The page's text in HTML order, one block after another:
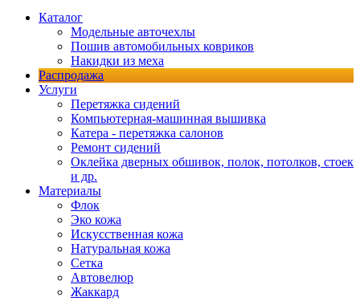
Каталог
Модельные авточехлы
Пошив автомобильных ковриков
Накидки из меха
Распродажа
Услуги
Перетяжка сидений
Компьютерная-машинная вышивка
Катера - перетяжка салонов
Ремонт сидений
Оклейка дверных обшивок, полок, потолков, стоек
и др.
Материалы
Флок
Эко кожа
Искусственная кожа
Натуральная кожа
Сетка
Автовелюр
Жаккард